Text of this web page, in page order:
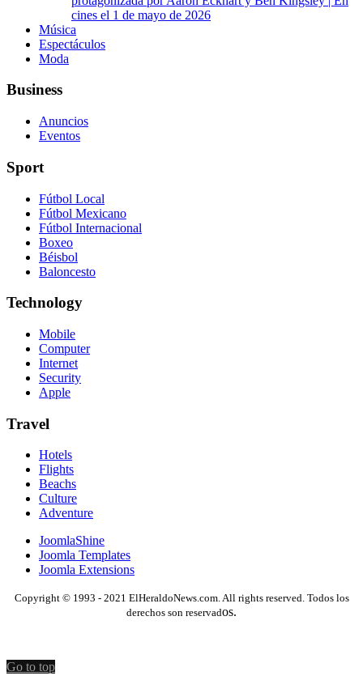
cines el 1 de mayo de 2026
Música
Espectáculos
Moda
Business
Anuncios
Eventos
Sport
Fútbol Local
Fútbol Mexicano
Fútbol Internacional
Boxeo
Béisbol
Baloncesto
Technology
Mobile
Computer
Internet
Security
Apple
Travel
Hotels
Flights
Beachs
Culture
Adventure
JoomlaShine
Joomla Templates
Joomla Extensions
Copyright © 1993 - 2021 ElHeraldoNews.com. All rights reserved. Todos los
derechos son reservados.
Go to top